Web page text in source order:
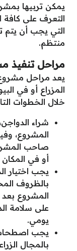
يمكن تربيها
التعرف على كافة
التي يجب أن يتم
منتظم.
مراحل تنفيذ
يعد مراحل مشروع
المزراع أو في
خلال الخطوات
شراء
المشروع،
صاحب
أو في المكان
يجب اختيار
بالظروف
المشروع بعد
على سلامة
يومي.
يجب
بالمجال